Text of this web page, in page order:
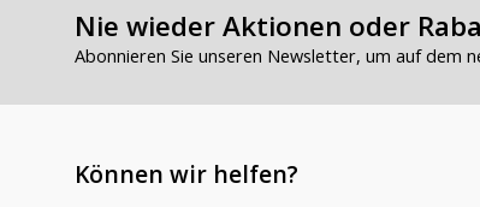
Nie wieder Aktionen oder
Abonnieren Sie unseren Newsletter, um auf dem
Können wir helfen?